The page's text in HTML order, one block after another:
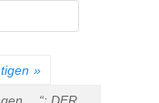
»